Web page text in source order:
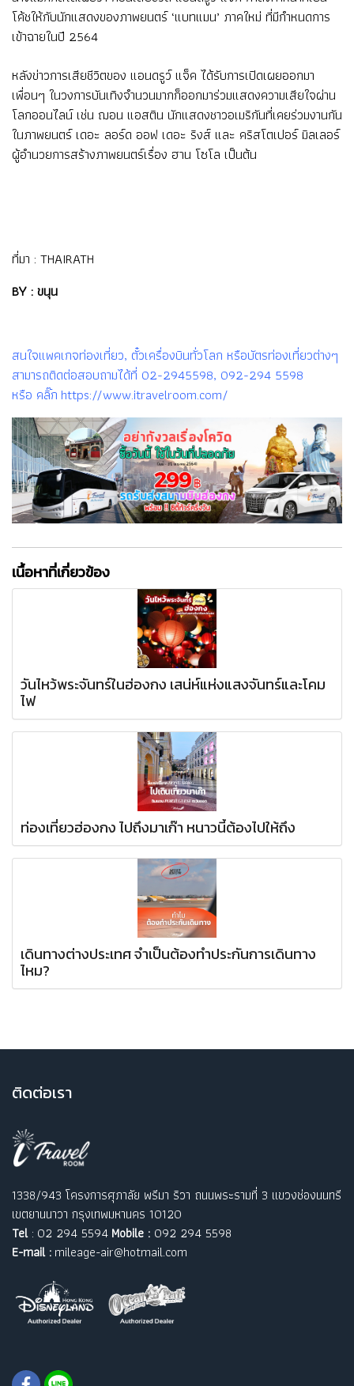
โค้ชให้กับนักแสดงของภาพยนตร์ ‘แบทแมน’ ภาคใหม่ ที่มีกำหนดการ
เข้าฉายในปี 2564
หลังข่าวการเสียชีวิตของ แอนดรูว์ แจ็ค ได้รับการเปิดเผยออกมา
เพื่อนๆ ในวงการบันเทิงจำนวนมากก็ออกมาร่วมแสดงความเสียใจผ่าน
โลกออนไลน์ เช่น ฌอน แอสติน นักแสดงชาวอเมริกันที่เคยร่วมงานกัน
ในภาพยนตร์ เดอะ ลอร์ด ออฟ เดอะ ริงส์ และ คริสโตเปอร์ มิลเลอร์
ผู้อำนวยการสร้างภาพยนตร์เรื่อง ฮาน โซโล เป็นต้น
ที่มา : THAIRATH
BY : ขนุน
สนใจแพคเกจท่องเที่ยว, ตั๋วเครื่องบินทั่วโลก หรือบัตรท่องเที่ยวต่างๆ
สามารถติดต่อสอบถามได้ที่ 02-2945598, 092-294 5598
หรือ คลิ๊ก https://www.itravelroom.com/
เนื้อหาที่เกี่ยวข้อง
วันไหว้พระจันทร์ในฮ่องกง เสน่ห์แห่งแสงจันทร์และโคม
ไฟ
ท่องเที่ยวฮ่องกง ไปถึงมาเก๊า หนาวนี้ต้องไปให้ถึง
เดินทางต่างประเทศ จำเป็นต้องทำประกันการเดินทาง
ไหม?
ติดต่อเรา
1338/943 โครงการศุภาลัย พรีมา ริวา ถนนพระรามที่ 3 แขวงช่องนนทรี
เขตยานนาวา กรุงเทพมหานคร 10120
Tel: 02 294 5594 Mobile : 092 294 5598
E-mail : mileage-air@hotmail.com